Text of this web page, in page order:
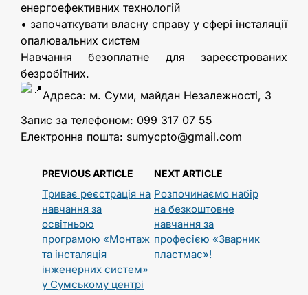
енергоефективних технологій
• започаткувати власну справу у сфері інсталяції
опалювальних систем
Навчання безоплатне для зареєстрованих
безробітних.
Адреса: м. Суми, майдан Незалежності, 3
Запис за телефоном: 099 317 07 55
Електронна пошта: sumycpto@gmail.com
PREVIOUS ARTICLE
Триває реєстрація на
навчання за
освітньою
програмою «Монтаж
та інсталяція
інженерних систем»
у Сумському центрі
NEXT ARTICLE
Розпочинаємо набір
на безкоштовне
навчання за
професією «Зварник
пластмас»!